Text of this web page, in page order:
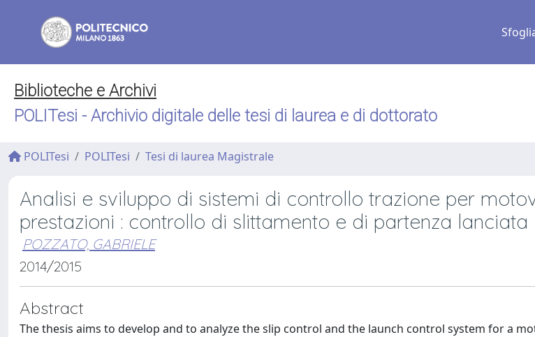
Biblioteche e Archivi
POLITesi - Archivio digitale delle tesi di laurea e di dottorato
POLITesi POLITesi Tesi di laurea Magistrale
Analisi e sviluppo di sistemi di controllo trazione per
prestazioni : controllo di slittamento e di partenza lanciata
POZZATO, GABRIELE
2014/2015
Abstract
The thesis aims to develop and to analyze the slip control and the launch control system for a